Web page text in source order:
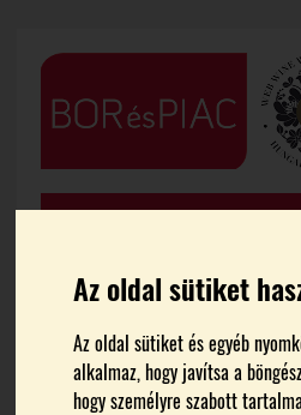
Az oldal sütiket
Az oldal sütiket és egyéb
alkalmaz, hogy javítsa a
hogy személyre szabott
FŐOLDAL CIKKEK